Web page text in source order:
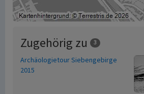
Zugehörig zu 3
Archäologietour Siebengebirge
2015